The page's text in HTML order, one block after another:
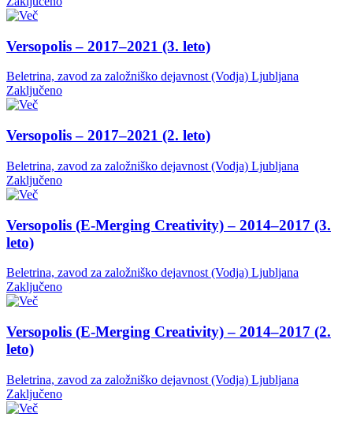
Versopolis – 2017–2021 (3. leto)
Beletrina, zavod za založniško dejavnost (Vodja) Ljubljana
Zaključeno
Versopolis – 2017–2021 (2. leto)
Beletrina, zavod za založniško dejavnost (Vodja) Ljubljana
Zaključeno
Versopolis (E-Merging Creativity) – 2014–2017 (3.
leto)
Beletrina, zavod za založniško dejavnost (Vodja) Ljubljana
Zaključeno
Versopolis (E-Merging Creativity) – 2014–2017 (2.
leto)
Beletrina, zavod za založniško dejavnost (Vodja) Ljubljana
Zaključeno